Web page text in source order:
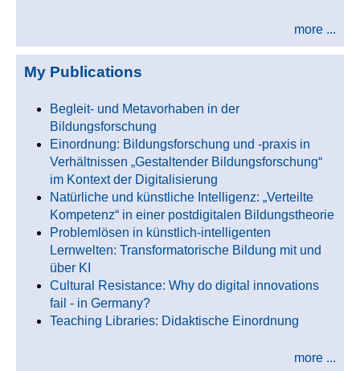
more ...
My Publications
Begleit- und Metavorhaben in der
Bildungsforschung
Einordnung: Bildungsforschung und -praxis in
Verhältnissen „Gestaltender Bildungsforschung“
im Kontext der Digitalisierung
Natürliche und künstliche Intelligenz: „Verteilte
Kompetenz“ in einer postdigitalen Bildungstheorie
Problemlösen in künstlich-intelligenten
Lernwelten: Transformatorische Bildung mit und
über KI
Cultural Resistance: Why do digital innovations
fail - in Germany?
Teaching Libraries: Didaktische Einordnung
more ...